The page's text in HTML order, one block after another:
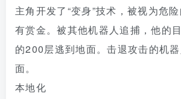
主角开发了“变身”技术，被视为危
有赏金。被其他机器人追捕，他的
的200层逃到地面。击退攻击的机
面。
本地化